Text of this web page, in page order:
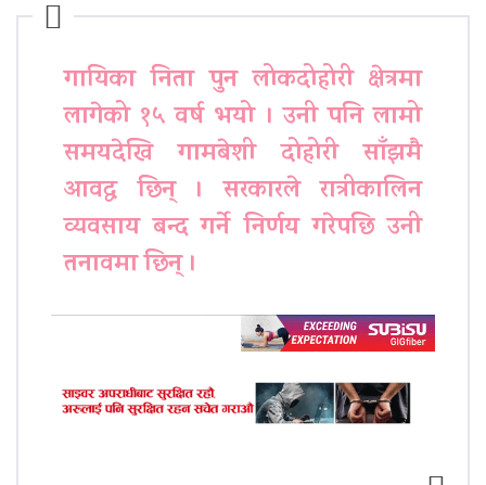
गायिका निता पुन लोकदोहोरी क्षेत्रमा
लागेको १५ वर्ष भयो । उनी पनि लामो
समयदेखि गामबेशी दोहोरी साँझमै
आवद्ध छिन् । सरकारले रात्रीकालिन
व्यवसाय बन्द गर्ने निर्णय गरेपछि उनी
तनावमा छिन् ।